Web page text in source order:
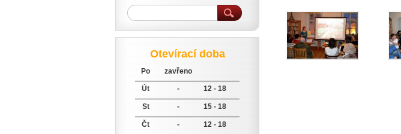
Otevírací doba
Po zavřeno
Út - 12 - 18
St - 15 - 18
Čt - 12 - 18